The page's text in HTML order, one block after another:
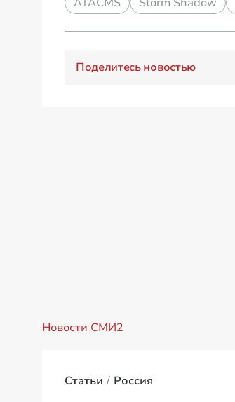
Поделитесь новостью
Новости СМИ2
Статьи Россия